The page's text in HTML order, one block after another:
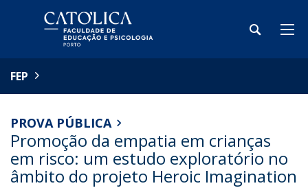
FEP
PROVA PÚBLICA
Promoção da empatia em crianças
em risco: um estudo exploratório no
âmbito do projeto Heroic Imagination